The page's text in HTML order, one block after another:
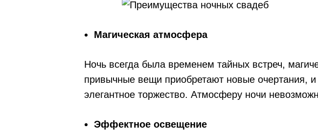
Магическая атмосфера
Ночь всегда была временем тайных встреч,
привычные вещи приобретают новые очертания,
элегантное торжество. Атмосферу ночи
Эффектное освещение